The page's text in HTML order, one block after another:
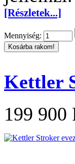
[Részletek...]
Mennyiség:
Kettler
199 900